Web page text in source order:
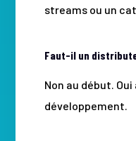
streams ou un
Faut-il un
Non au début.
développement.